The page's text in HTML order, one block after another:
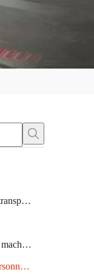
Meilleure usine de bandes transporteuses
Courroie de distribution de machine à verre certifiée
Courroie de distribution personnalisée